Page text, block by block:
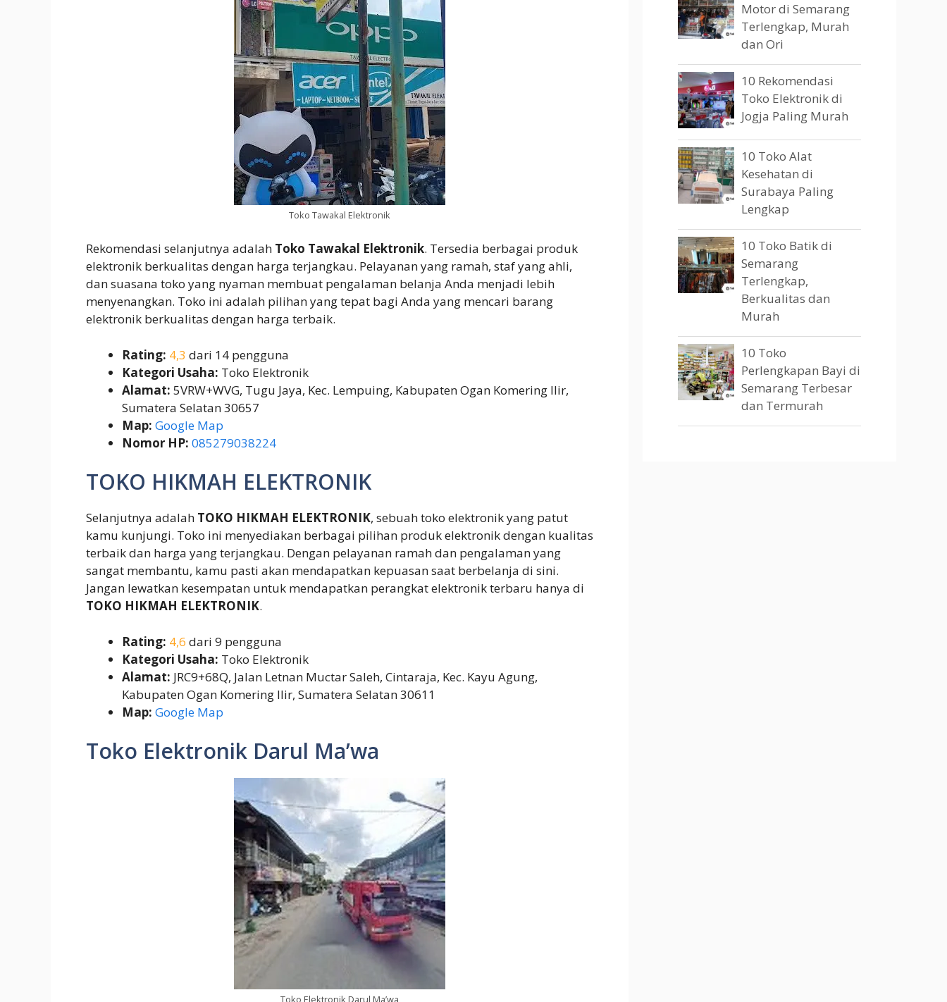
Toko Tawakal Elektronik
Rekomendasi selanjutnya adalah Toko Tawakal Elektronik. Tersedia berbagai produk
elektronik berkualitas dengan harga terjangkau. Pelayanan yang ramah, staf yang ahli,
dan suasana toko yang nyaman membuat pengalaman belanja Anda menjadi lebih
menyenangkan. Toko ini adalah pilihan yang tepat bagi Anda yang mencari barang
elektronik berkualitas dengan harga terbaik.
Rating: 4,3 dari 14 pengguna
Kategori Usaha: Toko Elektronik
Alamat: 5VRW+WVG, Tugu Jaya, Kec. Lempuing, Kabupaten Ogan Komering Ilir,
Sumatera Selatan 30657
Map: Google Map
Nomor HP: 085279038224
TOKO HIKMAH ELEKTRONIK
Selanjutnya adalah TOKO HIKMAH ELEKTRONIK, sebuah toko elektronik yang patut
kamu kunjungi. Toko ini menyediakan berbagai pilihan produk elektronik dengan kualitas
terbaik dan harga yang terjangkau. Dengan pelayanan ramah dan pengalaman yang
sangat membantu, kamu pasti akan mendapatkan kepuasan saat berbelanja di sini.
Jangan lewatkan kesempatan untuk mendapatkan perangkat elektronik terbaru hanya di
TOKO HIKMAH ELEKTRONIK.
Rating: 4,6 dari 9 pengguna
Kategori Usaha: Toko Elektronik
Alamat: JRC9+68Q, Jalan Letnan Muctar Saleh, Cintaraja, Kec. Kayu Agung,
Kabupaten Ogan Komering Ilir, Sumatera Selatan 30611
Map: Google Map
Toko Elektronik Darul Ma’wa
Toko Elektronik Darul Ma’wa
Motor di Semarang
Terlengkap, Murah
dan Ori
10 Rekomendasi
Toko Elektronik di
Jogja Paling Murah
10 Toko Alat
Kesehatan di
Surabaya Paling
Lengkap
10 Toko Batik di
Semarang
Terlengkap,
Berkualitas dan
Murah
10 Toko
Perlengkapan Bayi di
Semarang Terbesar
dan Termurah